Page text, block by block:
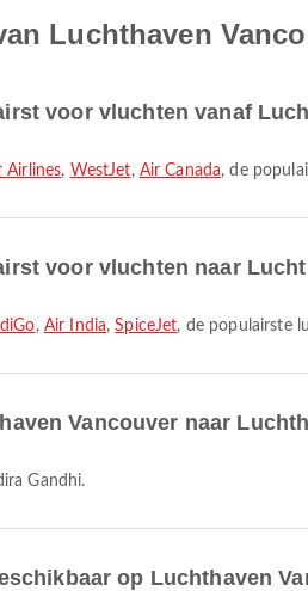
Luchthaven
voor vluchten vanaf
Airlines, WestJet, Air Canada, de
voor vluchten naar
, Air India,SpiceJet, de populairste
Vancouver naar
Gandhi.
op Luchthaven